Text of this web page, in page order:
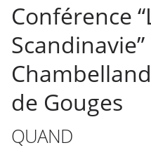
Conférence
de Gouges
QUAND